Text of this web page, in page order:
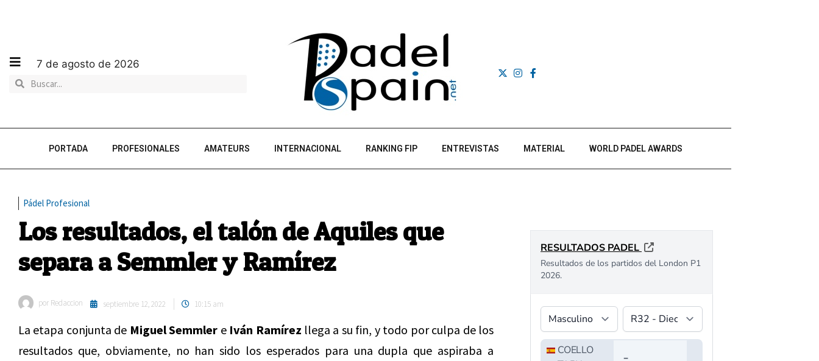
7 de agosto de 2026
PORTADA PROFESIONALES AMATEURS INTERNACIONAL RANKING FIP ENTREVISTAS MATERIAL WORLD PADEL AWARDS
Pádel Profesional
Los resultados, el talón de Aquiles que
separa a Semmler y Ramírez
por Redaccion septiembre 12, 2022 10:15 am
La etapa conjunta de Miguel Semmler e Iván Ramírez llega a su fin, y todo por culpa de los
resultados que, obviamente, no han sido los esperados para una dupla que aspiraba a